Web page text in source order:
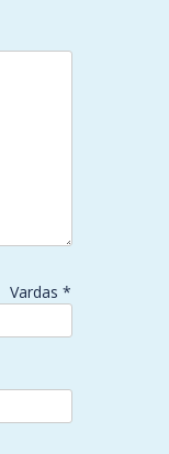
Vardas *